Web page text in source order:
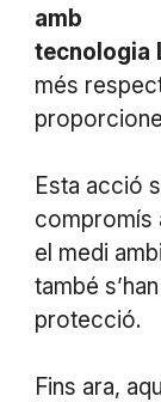
amb
tecnologia
més
Esta acció
compromís
el medi
també
protecció.
Fins ara,